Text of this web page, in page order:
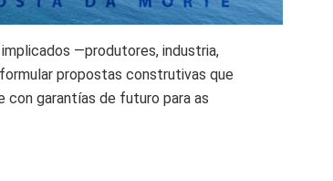
—produtores, industria,
propostas construtivas que
con garantías de futuro para as